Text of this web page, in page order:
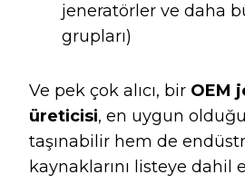
jeneratörler ve daha
grupları)
Ve pek çok alıcı, bir OEM
üreticisi, en uygun
taşınabilir hem de
kaynaklarını listeye dahil